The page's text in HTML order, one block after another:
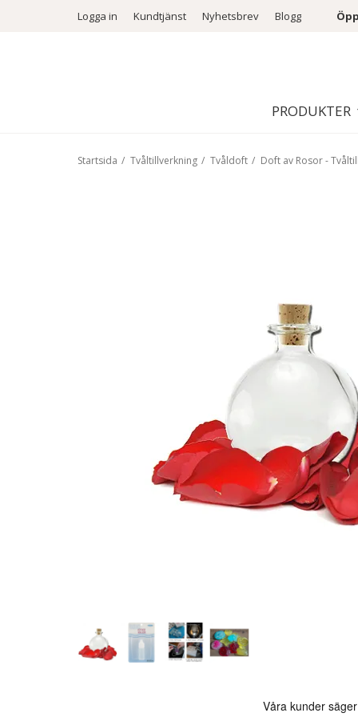
Logga in Kundtjänst Nyhetsbrev Blogg
PRODUKTER
Startsida / Tvåltillverkning / Tvåldoft / Doft av Rosor -